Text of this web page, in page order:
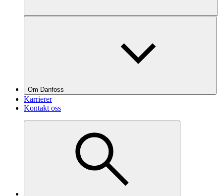
Om Danfoss
Karrierer
Kontakt oss